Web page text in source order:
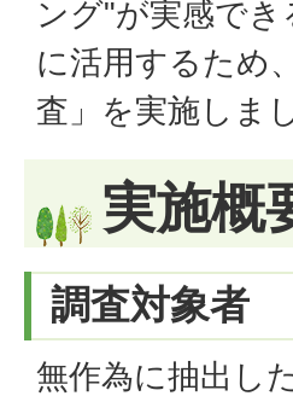
ング"が実感で
に活用するため
査」を実施しま
実施概
調査対象者
無作為に抽出し